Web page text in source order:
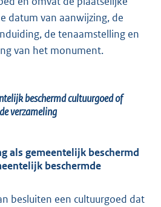
datum van aanwijzing, de
de tenaamstelling en
van het monument.
beschermd cultuurgoed of
verzameling
als gemeentelijk beschermd
beschermde
besluiten een cultuurgoed dat